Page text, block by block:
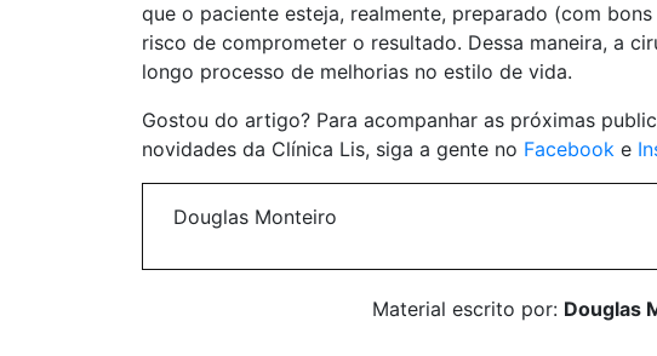
que o paciente esteja, realmente, preparado (com
risco de comprometer o resultado. Dessa maneira, a
longo processo de melhorias no estilo de vida.
Gostou do artigo? Para acompanhar as próximas
novidades da Clínica Lis, siga a gente no Facebook e
Douglas Monteiro
Material escrito por: Douglas